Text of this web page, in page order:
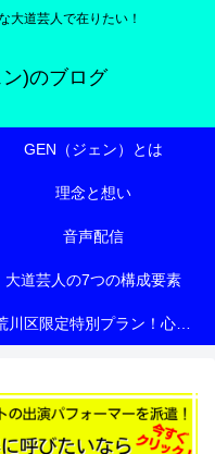
道芸人で在りたい！
)のブログ
GEN（ジェン）とは
理念と想い
音声配信
大道芸人の7つの構成要素
荒川区限定特別プラン！心も体も元気にする『有料老人ホーム向け特別エンターテイメント』